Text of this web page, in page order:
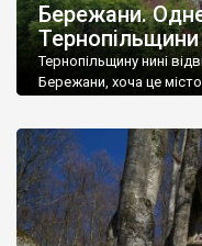
Бережани.
Тернопільщини
Тернопільщину нині
Бережани, хоча це
Бондаренко. Ми дуже
місті, тому
Фото Романа